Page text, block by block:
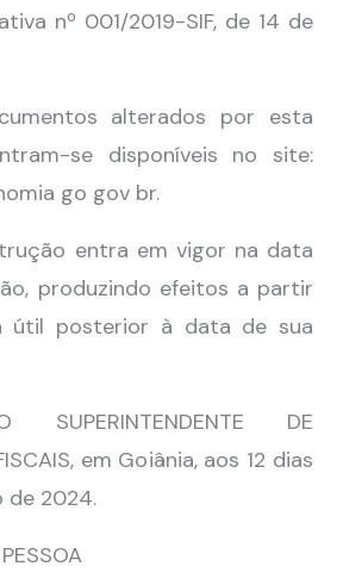
nº 001/2019-SIF, de 14 de
alterados por esta
se disponíveis no site:
go gov br.
entra em vigor na data
produzindo efeitos a partir
útil posterior à data de sua
SUPERINTENDENTE DE
em Goiânia, aos 12 dias
de 2024.